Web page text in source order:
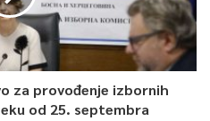
za provođenje izbornih
od 25. septembra